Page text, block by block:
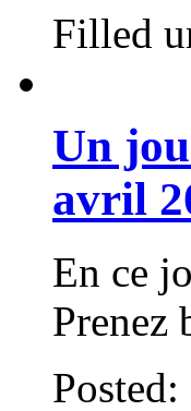
Filled
Un
avril
En ce
Prenez